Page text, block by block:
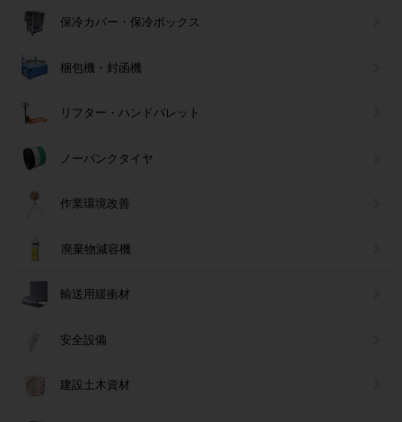
保冷カバー・保冷ボックス
梱包機・封函機
リフター・ハンドパレット
ノーパンクタイヤ
作業環境改善
廃棄物減容機
輸送用緩衝材
安全設備
建設土木資材